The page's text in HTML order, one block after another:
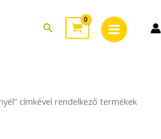
Search
Menu
címkével rendelkező termékek
latest